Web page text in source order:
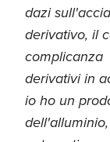
dazi
derivativo, il
complicanza
derivativi in
io ho un